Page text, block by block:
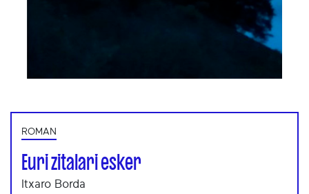
ROMAN
Euri zitalari esker
Itxaro Borda